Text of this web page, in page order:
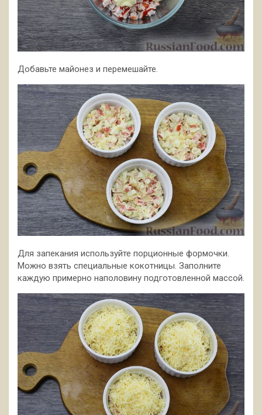
Добавьте майонез и перемешайте.
Для запекания используйте порционные формочки.
Можно взять специальные кокотницы. Заполните
каждую примерно наполовину подготовленной массой.